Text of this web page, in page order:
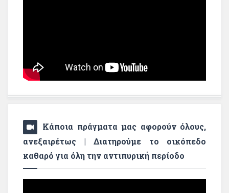
Κάποια πράγματα μας αφορούν όλους,
ανεξαιρέτως | Διατηρούμε το οικόπεδο
καθαρό για όλη την αντιπυρική περίοδο